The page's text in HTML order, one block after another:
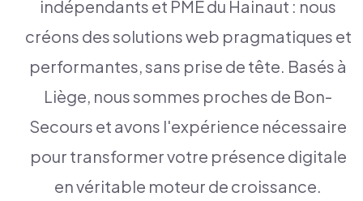
indépendants et PME du Hainaut : nous
créons des solutions web pragmatiques et
performantes, sans prise de tête. Basés à
Liège, nous sommes proches de Bon-
Secours et avons l'expérience nécessaire
pour transformer votre présence digitale
en véritable moteur de croissance.